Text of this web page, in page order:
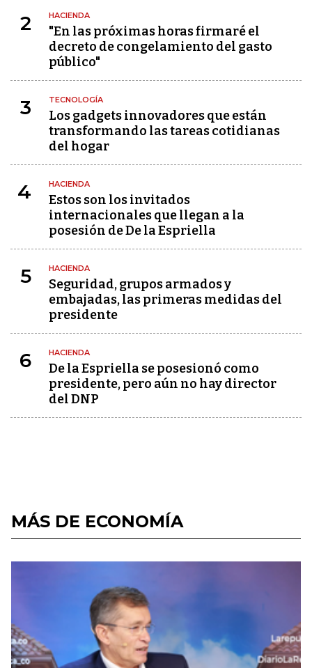
2 HACIENDA
"En las próximas horas firmaré el
decreto de congelamiento del gasto
público"
3 TECNOLOGÍA
Los gadgets innovadores que están
transformando las tareas cotidianas
del hogar
4 HACIENDA
Estos son los invitados
internacionales que llegan a la
posesión de De la Espriella
5 HACIENDA
Seguridad, grupos armados y
embajadas, las primeras medidas del
presidente
6 HACIENDA
De la Espriella se posesionó como
presidente, pero aún no hay director
del DNP
MÁS DE ECONOMÍA